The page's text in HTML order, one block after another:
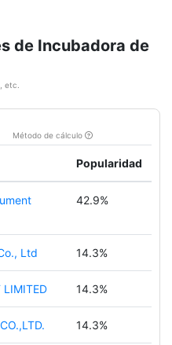
de Incubadora de
etc.
Método de cálculo
Popularidad
42.9%
Ltd 14.3%
LIMITED 14.3%
14.3%